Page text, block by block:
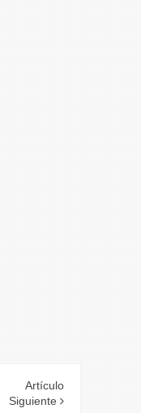
Artículo
Siguiente